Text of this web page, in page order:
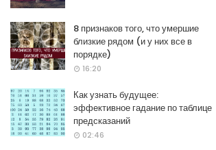
8 признаков того, что умершие
близкие рядом (и у них все в
порядке)
16:20
Как узнать будущее:
эффективное гадание по таблице
предсказаний
02:46